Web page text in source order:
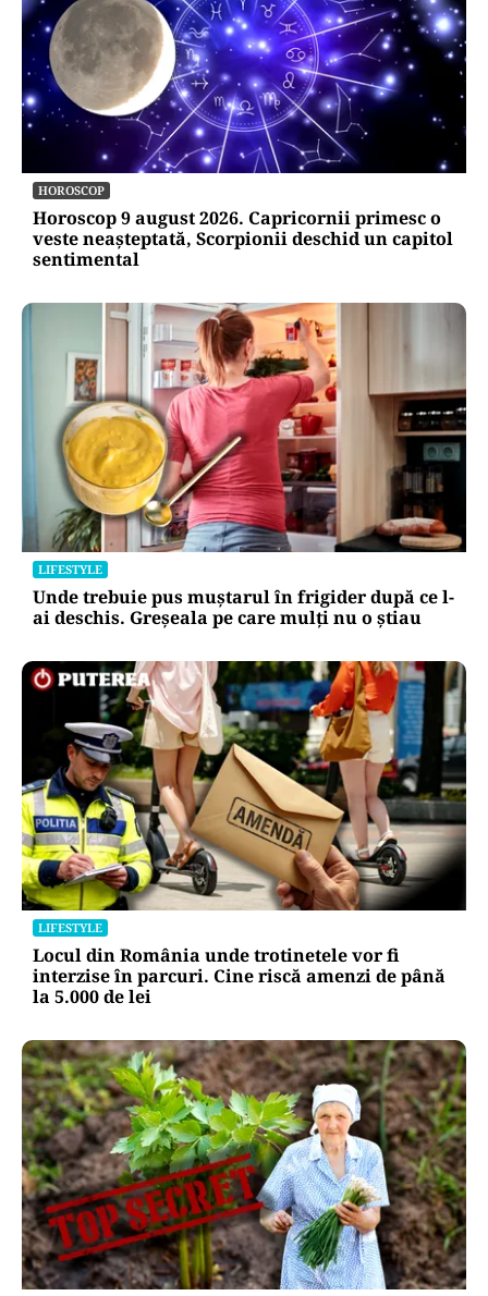
HOROSCOP
Horoscop 9 august 2026. Capricornii primesc o
veste neașteptată, Scorpionii deschid un capitol
sentimental
LIFESTYLE
Unde trebuie pus muștarul în frigider după ce l-
ai deschis. Greșeala pe care mulți nu o știau
LIFESTYLE
Locul din România unde trotinetele vor fi
interzise în parcuri. Cine riscă amenzi de până
la 5.000 de lei